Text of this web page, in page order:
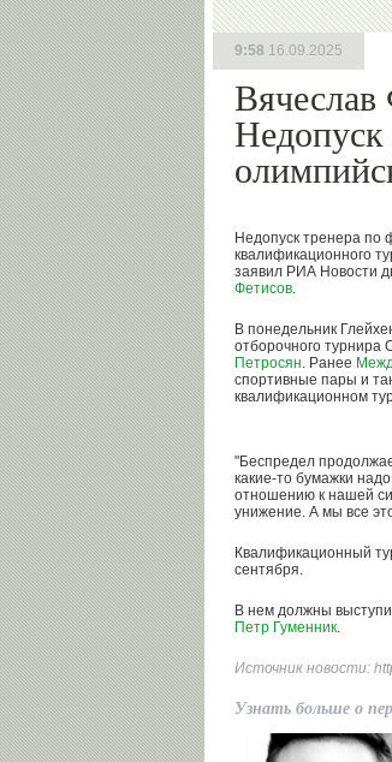
Вячеслав
Недопуск
9:58 16.09.2025
Недопуск тренера по
квалификационного
заявил РИА Новости
Фетисов.
В понедельник
отборочного
Петросян. Ранее
спортивные пары и
квалификационном
"Беспредел
какие-то бумажки
отношению к нашей
унижение. А мы все
Квалификационный
сентября.
В нем должны
Петр Гуменник.
Источник новости:
Узнать больше о